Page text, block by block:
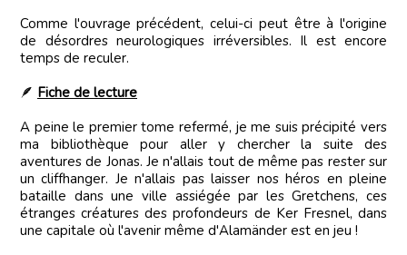
Comme l'ouvrage précédent, celui-ci peut être à l'origine
de désordres neurologiques irréversibles. Il est encore
temps de reculer.
🪶 Fiche de lecture
A peine le premier tome refermé, je me suis précipité vers
ma bibliothèque pour aller y chercher la suite des
aventures de Jonas. Je n'allais tout de même pas rester sur
un cliffhanger. Je n'allais pas laisser nos héros en pleine
bataille dans une ville assiégée par les Gretchens, ces
étranges créatures des profondeurs de Ker Fresnel, dans
une capitale où l'avenir même d'Alamänder est en jeu !